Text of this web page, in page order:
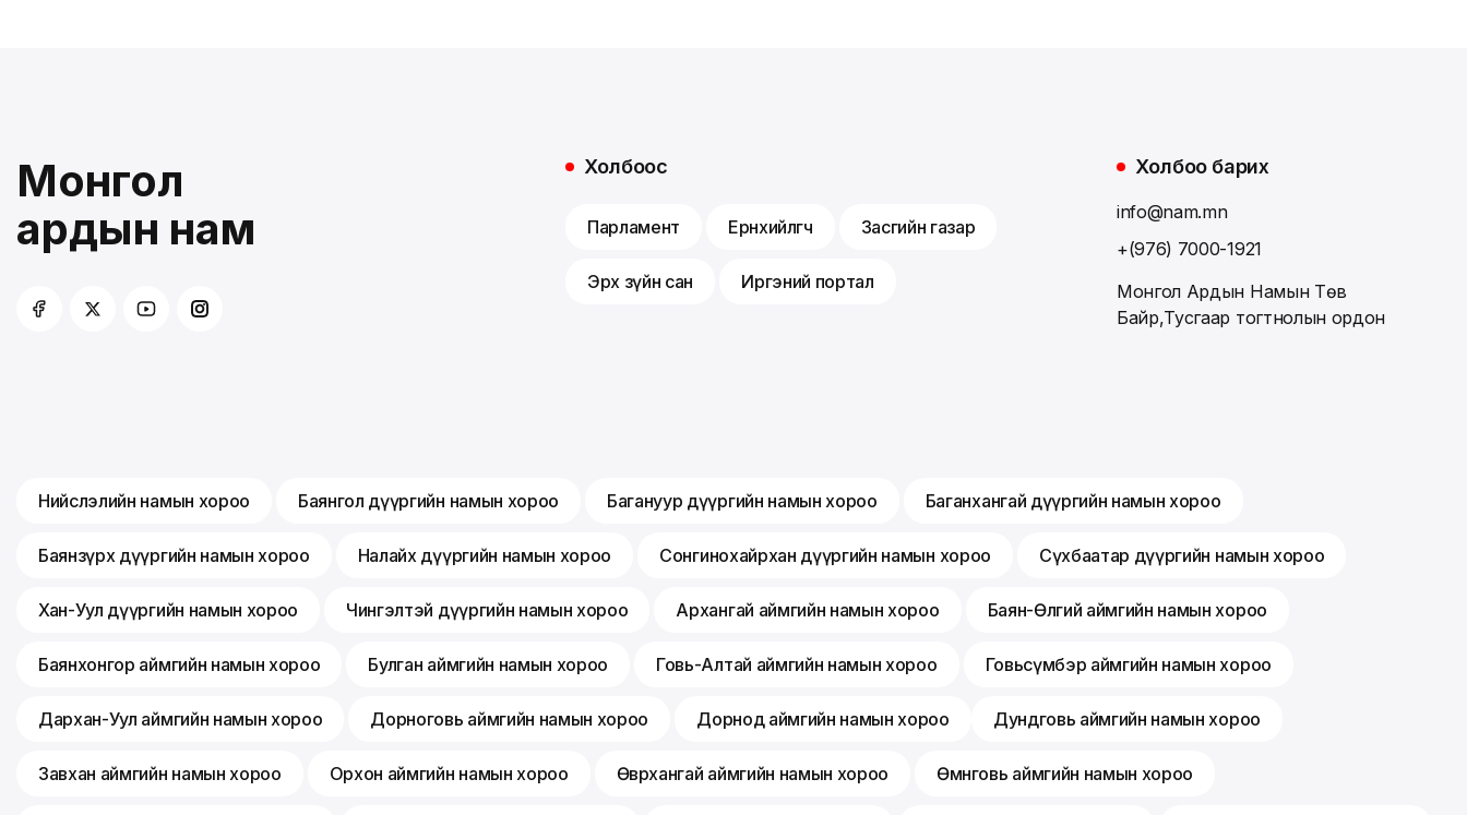
Монгол
ардын нам
Холбоос
Парламент Ерөнхийлөгч Засгийн газар
Эрх зүйн сан Иргэний портал
Холбоо барих
info@nam.mn
+(976) 7000-1921
Монгол Ардын Намын Төв
Байр,Тусгаар тогтнолын ордон
Нийслэлийн намын хороо Баянгол дүүргийн намын хороо Багануур дүүргийн намын хороо Баганхангай дүүргийн намын хороо
Баянзүрх дүүргийн намын хороо Налайх дүүргийн намын хороо Сонгинохайрхан дүүргийн намын хороо Сүхбаатар дүүргийн намын хороо
Хан-Уул дүүргийн намын хороо Чингэлтэй дүүргийн намын хороо Архангай аймгийн намын хороо Баян-Өлгий аймгийн намын хороо
Баянхонгор аймгийн намын хороо Булган аймгийн намын хороо Говь-Алтай аймгийн намын хороо Говьсүмбэр аймгийн намын хороо
Дархан-Уул аймгийн намын хороо Дорноговь аймгийн намын хороо Дорнод аймгийн намын хороо Дундговь аймгийн намын хороо
Завхан аймгийн намын хороо Орхон аймгийн намын хороо Өвөрхангай аймгийн намын хороо Өмнөговь аймгийн намын хороо